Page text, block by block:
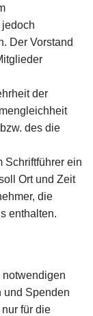
Der Vorstand
der
des die
Schriftführer ein
Ort und Zeit
die
enthalten.
notwendigen
und Spenden
für die